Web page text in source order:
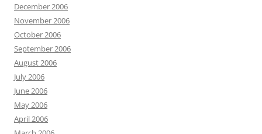
December 2006
November 2006
October 2006
September 2006
August 2006
July 2006
June 2006
May 2006
April 2006